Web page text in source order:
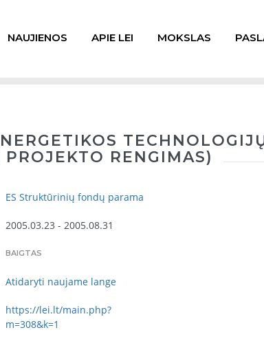
NAUJIENOS APIE LEI MOKSLAS
RENGIMAS)
ES Struktūrinių fondų parama
2005.03.23 - 2005.08.31
BAIGTAS
Atidaryti naujame lange
https://lei.lt/main.php?
m=308&k=1